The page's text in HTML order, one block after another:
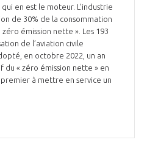
en est le moteur. L’industrie
de 30% de la consommation
émission nette ». Les 193
de l’aviation civile
en octobre 2022, un an
du « zéro émission nette » en
à mettre en service un